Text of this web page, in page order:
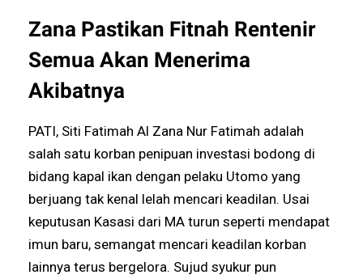
Zana Pastikan Fitnah Rentenir
Semua Akan Menerima
Akibatnya
PATI, Siti Fatimah Al Zana Nur Fatimah adalah
salah satu korban penipuan investasi bodong di
bidang kapal ikan dengan pelaku Utomo yang
berjuang tak kenal lelah mencari keadilan. Usai
keputusan Kasasi dari MA turun seperti mendapat
imun baru, semangat mencari keadilan korban
lainnya terus bergelora. Sujud syukur pun